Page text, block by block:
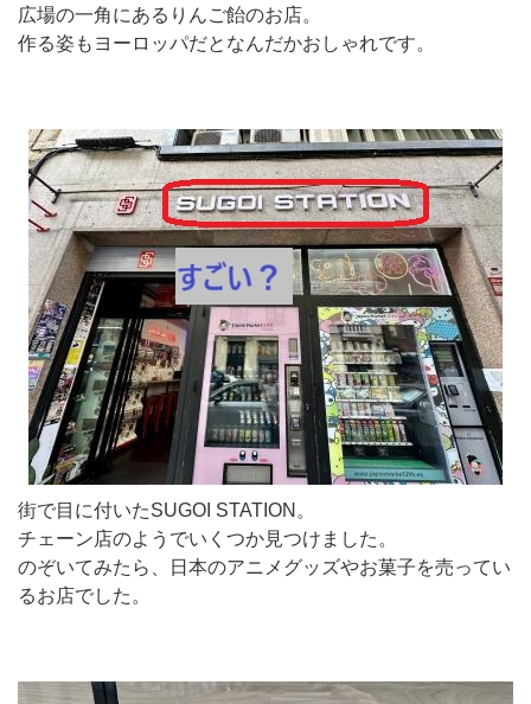
広場の一角にあるりんご飴のお店。
作る姿もヨーロッパだとなんだかおしゃれです。
街で目に付いたSUGOI STATION。
チェーン店のようでいくつか見つけました。
のぞいてみたら、日本のアニメグッズやお菓子を売ってい
るお店でした。